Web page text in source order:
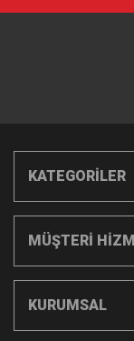
KATEGORİLER
MÜŞTERİ
KURUMSAL